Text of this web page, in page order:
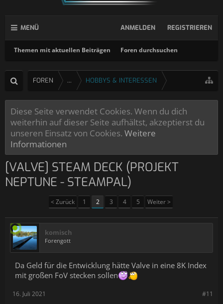
MENÜ
Themen mit aktuellen Beiträgen Foren durchsuchen
ANMELDEN REGISTRIEREN
FOREN ... HOBBYS & INTERESSEN
Diese Seite verwendet Cookies. Wenn du dich
weiterhin auf dieser Seite aufhältst, akzeptierst du
unseren Einsatz von Cookies. Weitere
Informationen
[VALVE] STEAM DECK (PROJEKT
NEPTUNE - STEAMPAL)
< Zurück 1 2 3 4 5 Weiter >
komisch
Forengott
Da Geld für die Entwicklung hätte Valve in eine 8K Index
mit großen FoV stecken sollen
#11
16. Juli 2021